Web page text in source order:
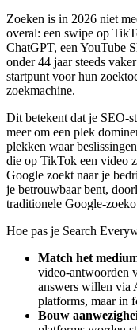
Zoeken is in 2026 niet
overal: een swipe op
ChatGPT, een YouTube
onder 44 jaar steeds
startpunt voor hun
zoekmachine.
Dit betekent dat je SEO-
meer om een plek
plekken waar
die op TikTok een video
Google zoekt naar je
je betrouwbaar bent,
traditionele Google-
Hoe pas je Search
Match het
video-antwoorden
answers willen via
platforms, maar in
Bouw